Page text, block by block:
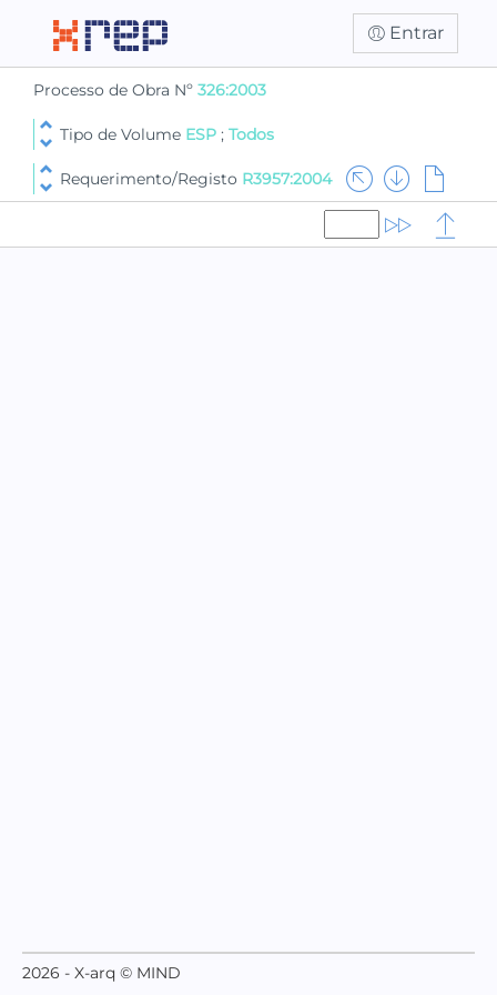
Entrar
Processo de Obra Nº 326:2003
Tipo de Volume ESP ; Todos
Requerimento/Registo R3957:2004
2026 - X-arq © MIND